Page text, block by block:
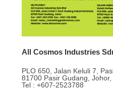
All Cosmos Industries
PLO 650, Jalan Keluli 7,
81700 Pasir Gudang,
Tel : +607-2523788